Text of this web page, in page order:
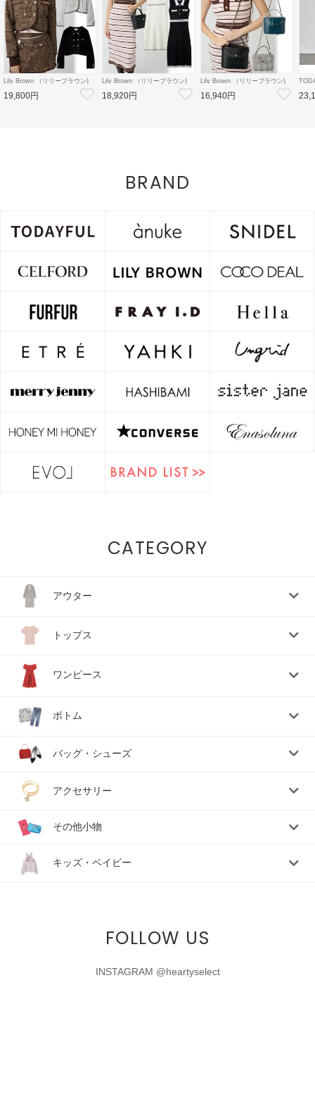
Lily Brown （リリーブラウン)
【LB×MARY QUANT】ダブル
ボタンジャケット 26秋冬
【LWFJ264100】ジャケット
19,800円
Lily Brown （リリーブラウン)
【LB×MARY QUANT】ポロニ
ットワンピース 26秋冬
【LWNO264110】フレアワンピ
18,920円
Lily Brown （リリーブラウン)
【LB×MARY QUANT】スタッ
ズバニティバッグ 26秋冬
【LWGB264343】ハンド・ショ
16,940円
26秋
BRAND
CATEGORY
アウター
トップス
ワンピース
ボトム
バッグ・シューズ
アクセサリー
その他小物
キッズ・ベイビー
FOLLOW US
INSTAGRAM @heartyselect